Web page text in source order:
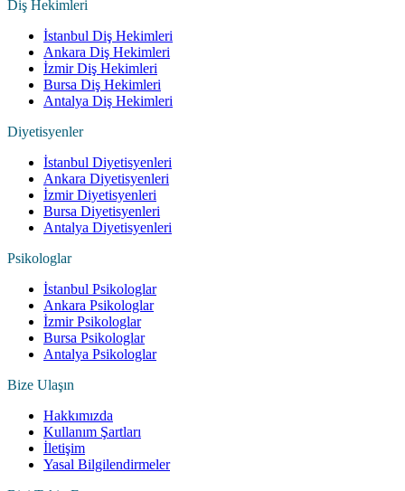
Diş Hekimleri
İstanbul Diş Hekimleri
Ankara Diş Hekimleri
İzmir Diş Hekimleri
Bursa Diş Hekimleri
Antalya Diş Hekimleri
Diyetisyenler
İstanbul Diyetisyenleri
Ankara Diyetisyenleri
İzmir Diyetisyenleri
Bursa Diyetisyenleri
Antalya Diyetisyenleri
Psikologlar
İstanbul Psikologlar
Ankara Psikologlar
İzmir Psikologlar
Bursa Psikologlar
Antalya Psikologlar
Bize Ulaşın
Hakkımızda
Kullanım Şartları
İletişim
Yasal Bilgilendirmeler